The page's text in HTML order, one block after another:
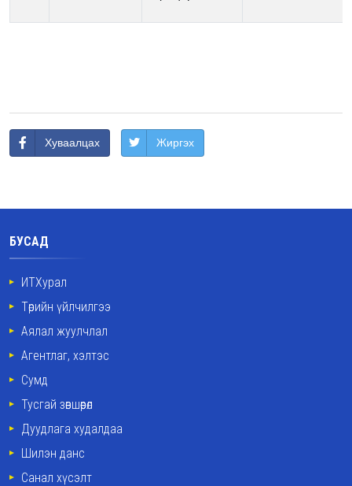
Хуваалцах Жиргэх
БУСАД
ИТХурал
Төрийн үйлчилгээ
Аялал жуулчлал
Агентлаг, хэлтэс
Сумд
Тусгай зөвшөөрөл
Дуудлага худалдаа
Шилэн данс
Санал хүсэлт